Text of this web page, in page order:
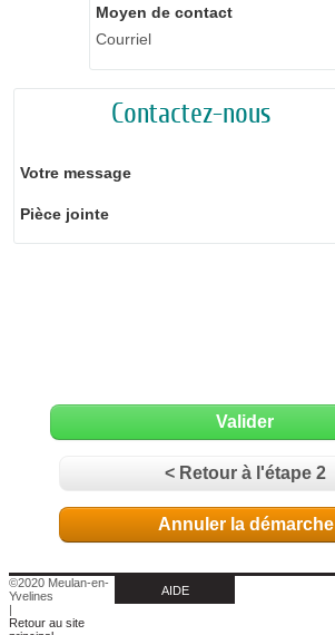
Moyen de contact
Courriel
Contactez-nous
Votre message
Pièce jointe
Valider
< Retour à l'étape 2
Annuler la démarche
©2020 Meulan-en-
Yvelines
|
Retour au site
AIDE